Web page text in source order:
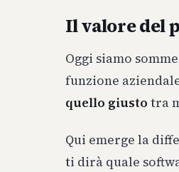
Il valore del
Oggi siamo
funzione
quello giusto tra
Qui emerge la
ti dirà quale